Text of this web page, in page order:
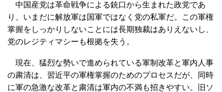
中国産党は革命戦争による銃口から生まれた政党であ
り、いまだに解放軍は国軍ではなく党の私軍だ。この軍権
掌握をしっかりしないことには長期独裁はありえないし、
党のレジティマシーも根拠を失う。
現在、猛烈な勢いで進められている軍制改革と軍内人事
の粛清は、習近平の軍権掌握のためのプロセスだが、同時
に軍の急激な改革と粛清は軍内の不満も招きやすい。旧ソ